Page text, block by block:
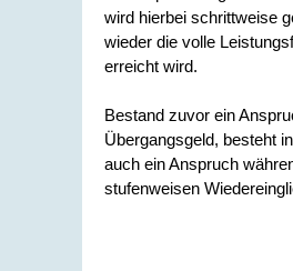
wird hierbei schrittweise
wieder die volle
erreicht wird.
Bestand zuvor ein
Übergangsgeld, besteht
auch ein Anspruch
stufenweisen